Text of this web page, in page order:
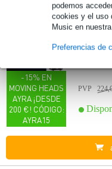
podemos
cookies y el uso
Music en nuestra
Preferencias de
-15% EN
MOVING HEADS
AYRA ¡DESDE
200 €! CÓDIGO:
AYRA15
(B-
PVP